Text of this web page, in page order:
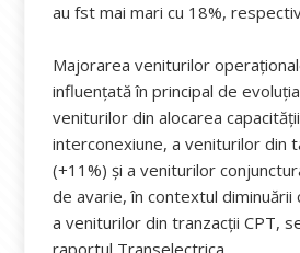
au fst mai mari cu 18%,
Majorarea veniturilor
influențată în principal de
veniturilor din alocarea
interconexiune, a veniturilor din
(+11%) și a veniturilor
de avarie, în contextul diminuării
a veniturilor din tranzacții CPT,
raportul Transelectrica.